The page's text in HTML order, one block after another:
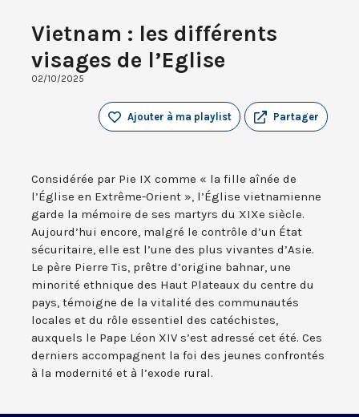
Vietnam : les différents
visages de l’Eglise
02/10/2025
Partager
Ajouter à ma playlist
Considérée par Pie IX comme « la fille aînée de
l’Église en Extrême-Orient », l’Église vietnamienne
garde la mémoire de ses martyrs du XIXe siècle.
Aujourd’hui encore, malgré le contrôle d’un État
sécuritaire, elle est l’une des plus vivantes d’Asie.
Le père Pierre Tis, prêtre d’origine bahnar, une
minorité ethnique des Haut Plateaux du centre du
pays, témoigne de la vitalité des communautés
locales et du rôle essentiel des catéchistes,
auxquels le Pape Léon XIV s’est adressé cet été. Ces
derniers accompagnent la foi des jeunes confrontés
à la modernité et à l’exode rural.